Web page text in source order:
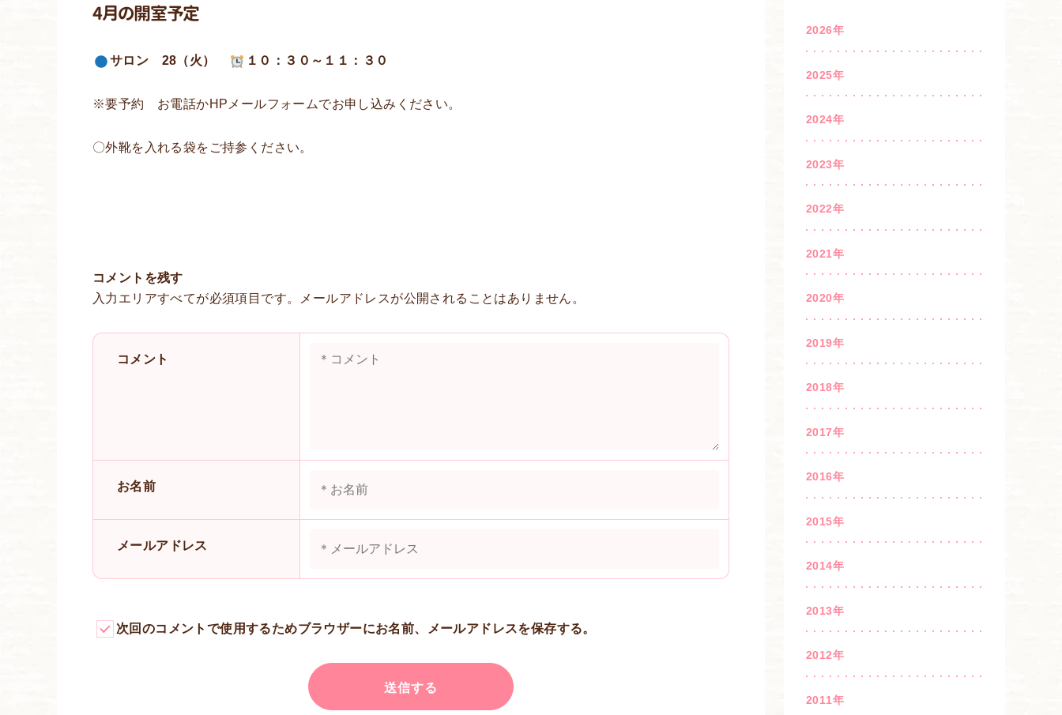
4月の開室予定
サロン 28（火） １０：３０～１１：３０
※要予約 お電話かHPメールフォームでお申し込みください。
〇外靴を入れる袋をご持参ください。
コメントを残す
入力エリアすべてが必須項目です。メールアドレスが公開されることはありません。
コメント
お名前
メールアドレス
次回のコメントで使用するためブラウザーにお名前、メールアドレスを保存する。
2026年
2025年
2024年
2023年
2022年
2021年
2020年
2019年
2018年
2017年
2016年
2015年
2014年
2013年
2012年
2011年